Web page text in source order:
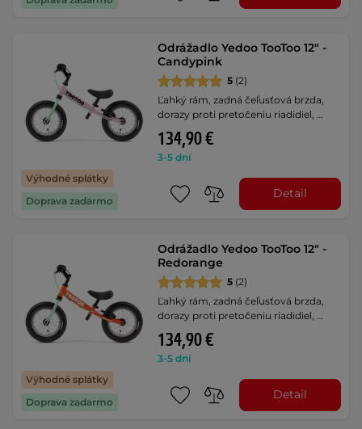
Výhodné splátky
Doprava zadarmo
Odrážadlo Yedoo TooToo 12" -
Candypink
5 (2)
Ľahký rám, zadná čeľusťová brzda,
dorazy proti pretočeniu riadidiel, …
134,90 €
3-5 dní
Detail
Výhodné splátky
Doprava zadarmo
Odrážadlo Yedoo TooToo 12" -
Redorange
5 (2)
Ľahký rám, zadná čeľusťová brzda,
dorazy proti pretočeniu riadidiel, …
134,90 €
3-5 dní
Detail